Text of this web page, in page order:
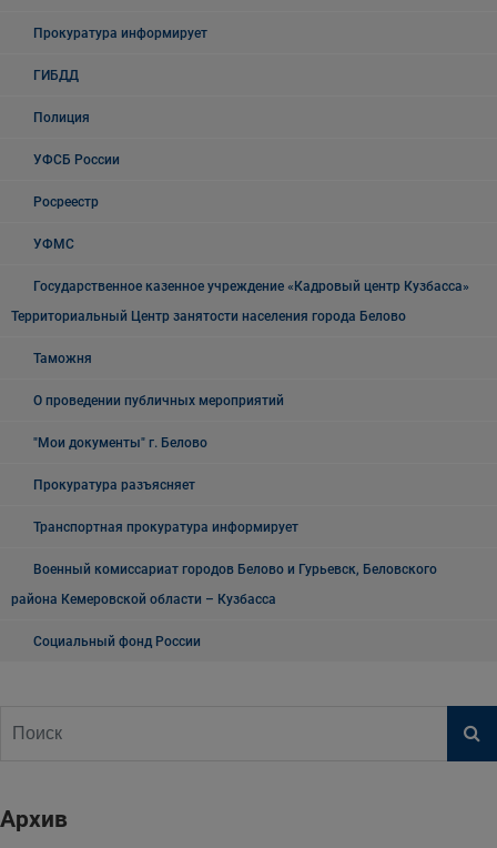
Прокуратура информирует
ГИБДД
Полиция
УФСБ России
Росреестр
УФМС
Государственное казенное учреждение «Кадровый центр Кузбасса»
Территориальный Центр занятости населения города Белово
Таможня
О проведении публичных мероприятий
"Мои документы" г. Белово
Прокуратура разъясняет
Транспортная прокуратура информирует
Военный комиссариат городов Белово и Гурьевск, Беловского
района Кемеровской области – Кузбасса
Социальный фонд России
Архив